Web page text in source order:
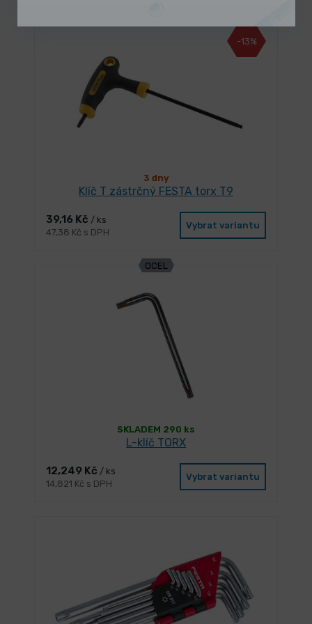
-13%
3 dny
Klíč T zástrčný FESTA torx T9
39,16 Kč / ks
47,38 Kč s DPH
Vybrat variantu
OCEL
SKLADEM 290 ks
L-klíč TORX
12,249 Kč / ks
14,821 Kč s DPH
Vybrat variantu